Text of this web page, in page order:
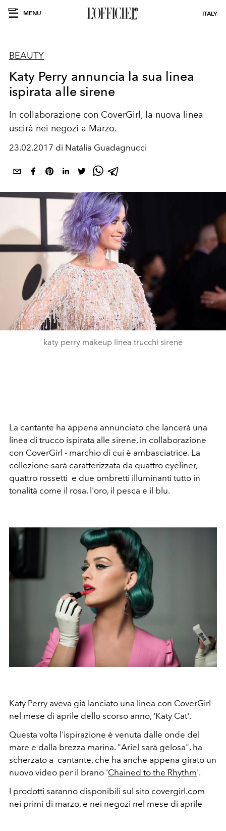
MENU ITALY
BEAUTY
Katy Perry annuncia la sua linea
ispirata alle sirene
In collaborazione con CoverGirl, la nuova linea
uscirà nei negozi a Marzo.
23.02.2017 di Natália Guadagnucci
katy perry makeup linea trucchi sirene
La cantante ha appena annunciato che lancerà una
linea di trucco ispirata alle sirene, in collaborazione
con CoverGirl - marchio di cui è ambasciatrice. La
collezione sarà caratterizzata da quattro eyeliner,
quattro rossetti e due ombretti illuminanti tutto in
tonalità come il rosa, l'oro, il pesca e il blu.
Katy Perry aveva già lanciato una linea con CoverGirl
nel mese di aprile dello scorso anno, 'Katy Cat'.
Questa volta l'ispirazione è venuta dalle onde del
mare e dalla brezza marina. "Ariel sarà gelosa", ha
scherzato a cantante, che ha anche appena girato un
nuovo video per il brano 'Chained to the Rhythm'.
I prodotti saranno disponibili sul sito covergirl.com
nei primi di marzo, e nei negozi nel mese di aprile